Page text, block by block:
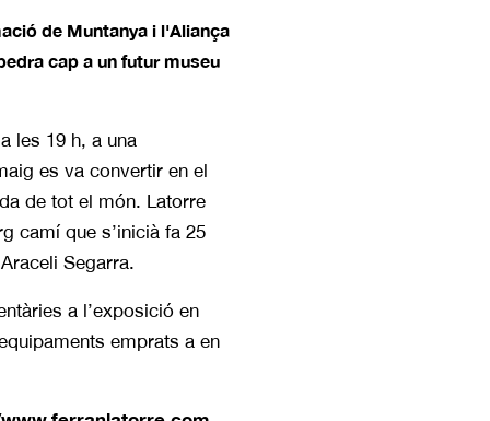
de Muntanya i l'Aliança
cap a un futur museu
les 19 h, a una
es va convertir en el
de tot el món. Latorre
camí que s’inicià fa 25
Segarra.
a l’exposició en
emprats a en